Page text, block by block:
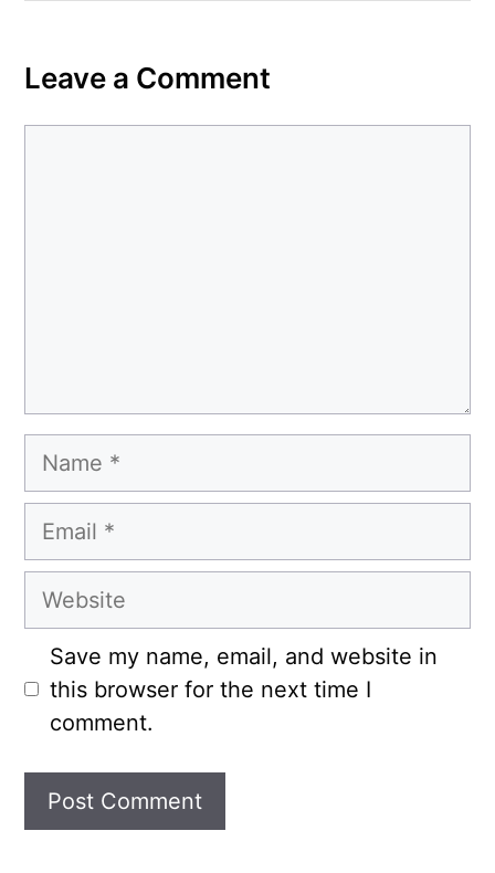
Leave a Comment
Name
Email
Website
Save my name, email, and website in
this browser for the next time I
comment.